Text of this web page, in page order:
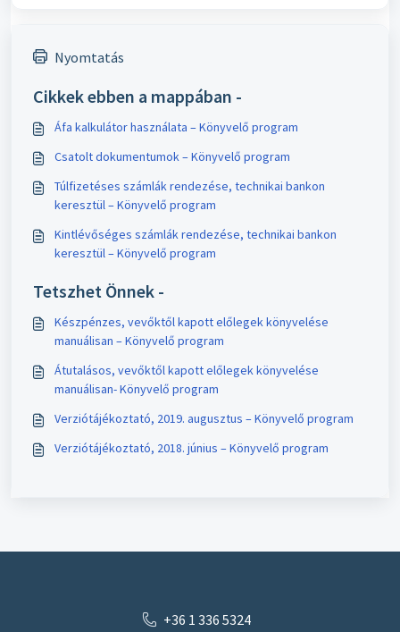
Nyomtatás
Cikkek ebben a mappában -
Áfa kalkulátor használata – Könyvelő program
Csatolt dokumentumok – Könyvelő program
Túlfizetéses számlák rendezése, technikai bankon
keresztül – Könyvelő program
Kintlévőséges számlák rendezése, technikai bankon
keresztül – Könyvelő program
Tetszhet Önnek -
Készpénzes, vevőktől kapott előlegek könyvelése
manuálisan – Könyvelő program
Átutalásos, vevőktől kapott előlegek könyvelése
manuálisan- Könyvelő program
Verziótájékoztató, 2019. augusztus – Könyvelő program
Verziótájékoztató, 2018. június – Könyvelő program
+36 1 336 5324